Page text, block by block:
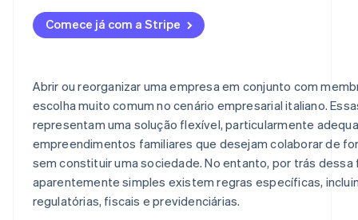
Comece já com a Stripe
Abrir ou reorganizar uma empresa em conjunto com
escolha muito comum no cenário empresarial italiano.
representam uma solução flexível, particularmente
empreendimentos familiares que desejam colaborar de
sem constituir uma sociedade. No entanto, por trás dessa
aparentemente simples existem regras específicas,
regulatórias, fiscais e previdenciárias.